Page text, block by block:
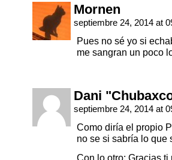
Mornen
septiembre 24, 2014 at
Pues no sé yo si
me sangran un poco
Dani
septiembre 24, 2014 at
Como diría el propio
no se si sabría lo que
Con lo otro: Gracias